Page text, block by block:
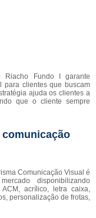
Riacho Fundo I garante
para clientes que buscam
ajuda os clientes a
que o cliente sempre
Comunicação Visual é
disponibilizando
acrílico, letra caixa,
personalização de frotas,